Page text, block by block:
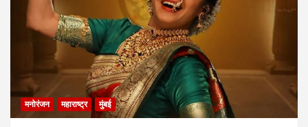
मनोरंजन महाराष्ट्र मुंबई